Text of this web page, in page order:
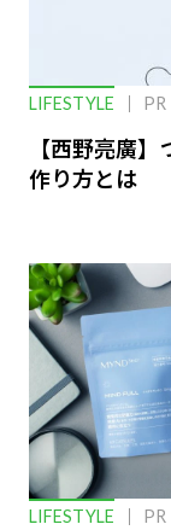
LIFESTYLE PR
【西野亮廣
作り方とは
LIFESTYLE PR